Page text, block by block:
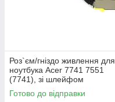
Роз`єм/гніздо живлення для
ноутбука Acer 7741 7551
(7741), зі шлейфом
Готово до відправки